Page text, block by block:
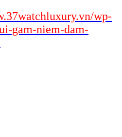
wp-
gam-niem-dam-